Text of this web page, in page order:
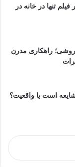
تنها در خانه در
راهکاری مدرن
است یا واقعیت؟